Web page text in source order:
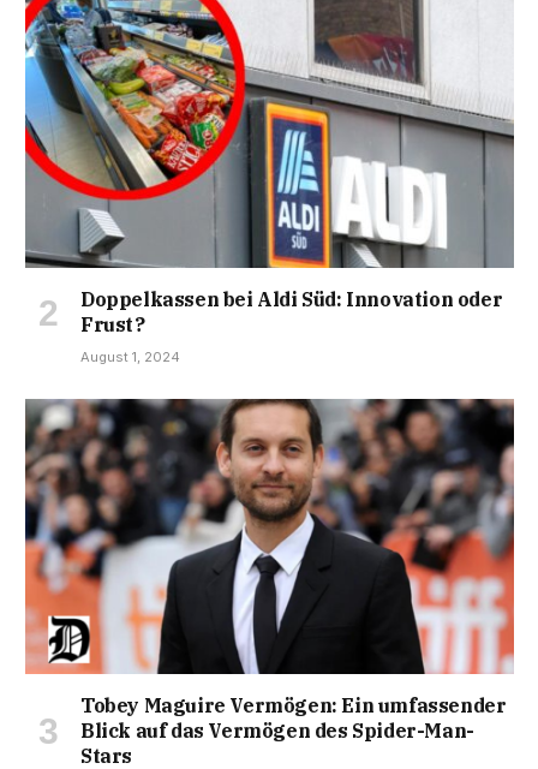
Doppelkassen bei Aldi Süd: Innovation oder
Frust?
August 1, 2024
Tobey Maguire Vermögen: Ein umfassender
Blick auf das Vermögen des Spider-Man-
Stars